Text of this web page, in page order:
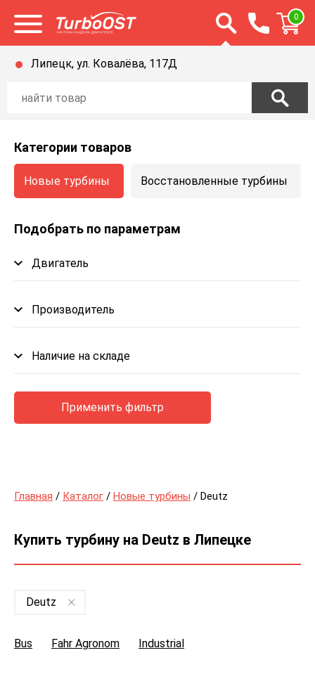
Открыть меню Открыть строку
0
Липецк, ул. Ковалёва, 117Д
Категории товаров
Новые турбины Восстановленные турбины
Подобрать по параметрам
Двигатель
Производитель
Наличие на складе
Применить фильтр
Главная / Каталог / Новые турбины / Deutz
Купить турбину на Deutz в Липецке
Deutz
Bus Fahr Agronom Industrial